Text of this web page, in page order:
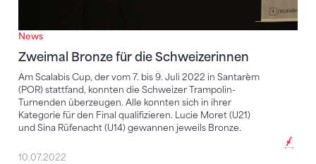
News
Zweimal Bronze für die Schweizerinnen
Am Scalabis Cup, der vom 7. bis 9. Juli 2022 in Santarèm
(POR) stattfand, konnten die Schweizer Trampolin-
Turnenden überzeugen. Alle konnten sich in ihrer
Kategorie für den Final qualifizieren. Lucie Moret (U21)
und Sina Rüfenacht (U14) gewannen jeweils Bronze.
10.07.2022